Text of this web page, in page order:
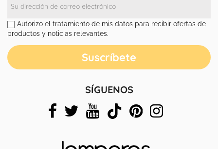
Autorizo el tratamiento de mis datos para recibir ofertas de
productos y noticias relevantes.
SÍGUENOS